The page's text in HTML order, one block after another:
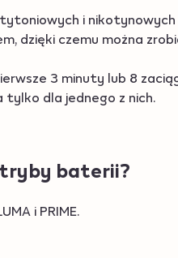
i nikotynowych
dzięki czemu można
3 minuty lub 8
dla jednego z nich.
tryby baterii?
i PRIME.